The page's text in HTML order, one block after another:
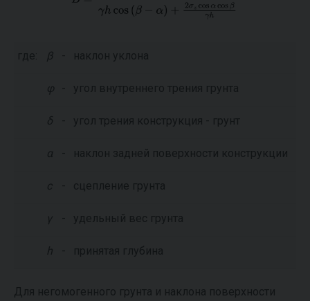
где: β - наклон уклона
φ - угол внутреннего трения грунта
δ - угол трения конструкция - грунт
α - наклон задней поверхности конструкции
c - сцепление грунта
γ - удельный вес грунта
h - принятая глубина
Для негомогенного грунта и наклона поверхности